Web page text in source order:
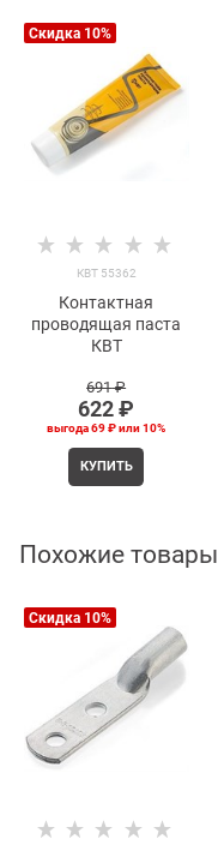
Скидка 10%
КВТ 55362
Контактная
проводящая паста
КВТ
691 ₽
622 ₽
выгода69 ₽или10%
КУПИТЬ
Похожие товары
Скидка 10%